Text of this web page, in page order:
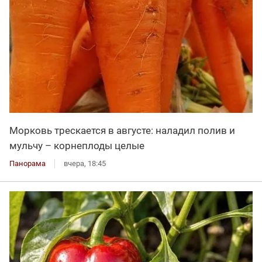
Морковь трескается в августе: наладил полив и
мульчу – корнеплоды целые
Панорама вчера, 18:45